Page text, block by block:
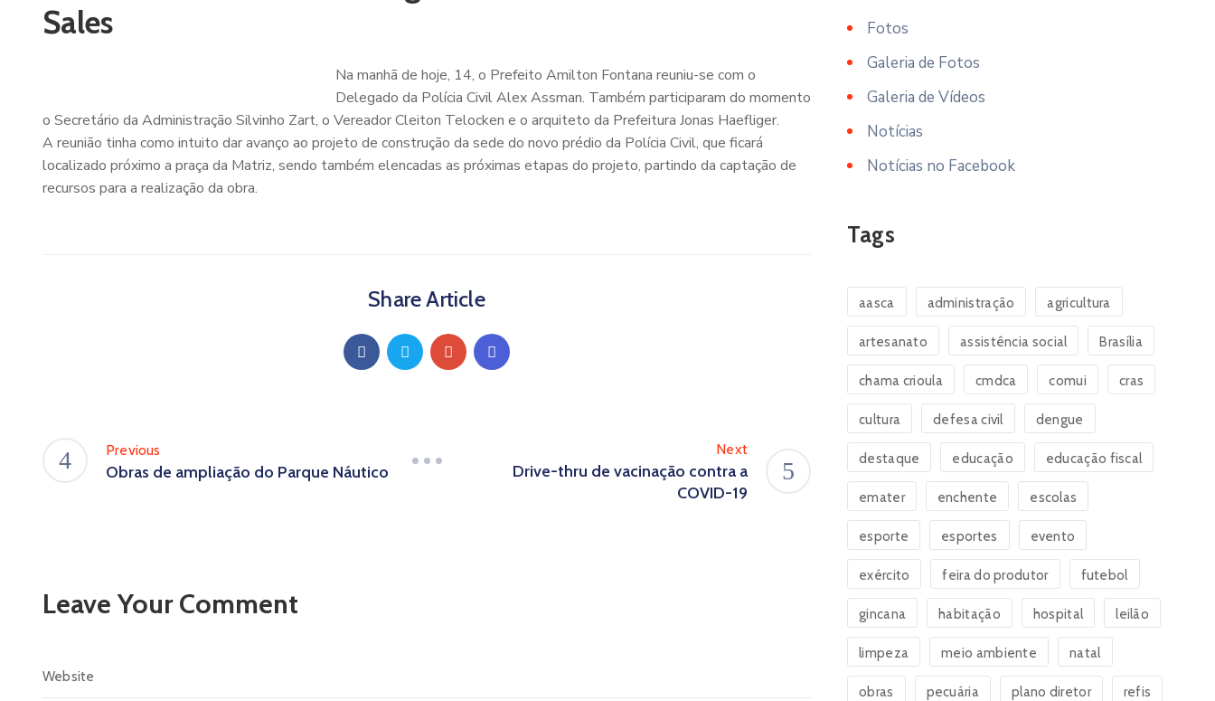
Sales
Na manhã de hoje, 14, o Prefeito Amilton Fontana reuniu-se com o
Delegado da Polícia Civil Alex Assman. Também participaram do momento
o Secretário da Administração Silvinho Zart, o Vereador Cleiton Telocken e o arquiteto da Prefeitura Jonas Haefliger.
A reunião tinha como intuito dar avanço ao projeto de construção da sede do novo prédio da Polícia Civil, que ficará
localizado próximo a praça da Matriz, sendo também elencadas as próximas etapas do projeto, partindo da captação de
recursos para a realização da obra.
Share Article
Previous
Obras de ampliação do Parque Náutico
Next
Drive-thru de vacinação contra a
COVID-19
Leave Your Comment
Fotos
Galeria de Fotos
Galeria de Vídeos
Notícias
Notícias no Facebook
Tags
aasca administração agricultura
artesanato assistência social Brasília
chama crioula cmdca comui cras
cultura defesa civil dengue
destaque educação educação fiscal
emater enchente escolas
esporte esportes evento
exército feira do produtor futebol
gincana habitação hospital leilão
limpeza meio ambiente natal
obras pecuária plano diretor refis